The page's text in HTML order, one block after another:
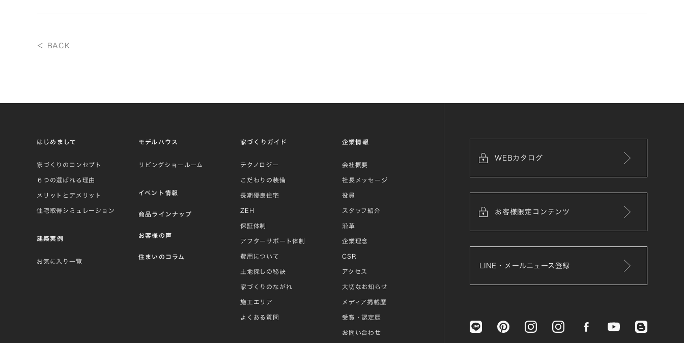
＜ BACK
はじめまして
家づくりのコンセプト
６つの選ばれる理由
メリットとデメリット
住宅取得シミュレーション
建築実例
お気に入り一覧
モデルハウス
リビングショールーム
イベント情報
商品ラインナップ
お客様の声
住まいのコラム
家づくりガイド
テクノロジー
こだわりの装備
長期優良住宅
ZEH
保証体制
アフターサポート体制
費用について
土地探しの秘訣
家づくりのながれ
施工エリア
よくある質問
企業情報
会社概要
社長メッセージ
役員
スタッフ紹介
沿革
企業理念
CSR
アクセス
大切なお知らせ
メディア掲載歴
受賞・認定歴
お問い合わせ
WEBカタログ
お客様限定コンテンツ
LINE・メールニュース登録